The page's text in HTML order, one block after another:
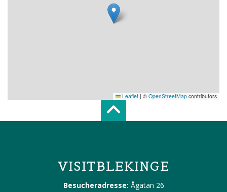
Leaflet | © OpenStreetMap contributors
Scroll top of
VISITBLEKINGE
Besucheradresse: Ågatan 26